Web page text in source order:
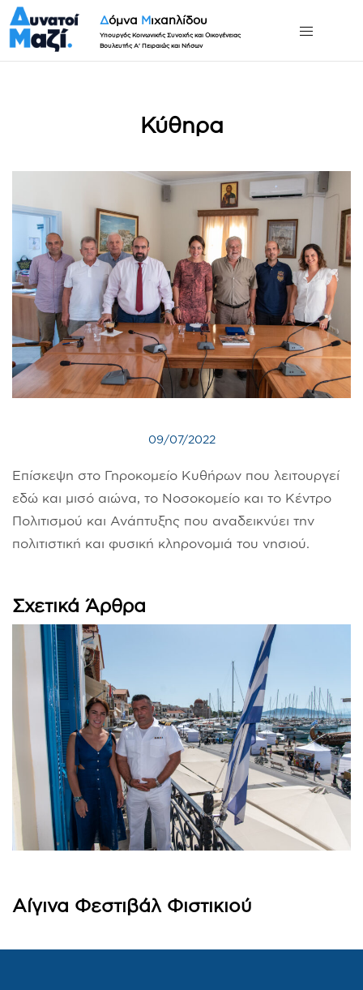
Δόμνα Μιχαηλίδου
Υπουργός Κοινωνικής Συνοχής και Οικογένειας
Βουλευτής Α' Πειραιώς και Νήσων
Κύθηρα
09/07/2022
Επίσκεψη στο Γηροκομείο Κυθήρων που λειτουργεί
εδώ και μισό αιώνα, το Νοσοκομείο και το Κέντρο
Πολιτισμού και Ανάπτυξης που αναδεικνύει την
πολιτιστική και φυσική κληρονομιά του νησιού.
Αίγινα Φεστιβάλ Φιστικιού